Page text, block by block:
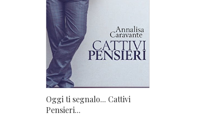
Oggi ti segnalo... Cattivi
Pensieri...